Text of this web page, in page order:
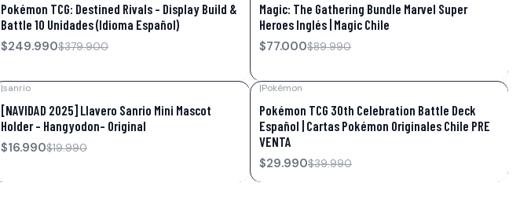
Pokémon TCG: Destined Rivals – Display Build &
Battle 10 Unidades (Idioma Español)
$249.990$379.900
Magic: The Gathering Bundle Marvel Super
Heroes Inglés | Magic Chile
$77.000$89.990
|sanrio
[NAVIDAD 2025] Llavero Sanrio Mini Mascot
Holder – Hangyodon- Original
$16.990$19.990
|Pokémon
Pokémon TCG 30th Celebration Battle Deck
Español | Cartas Pokémon Originales Chile PRE
VENTA
$29.990$39.990